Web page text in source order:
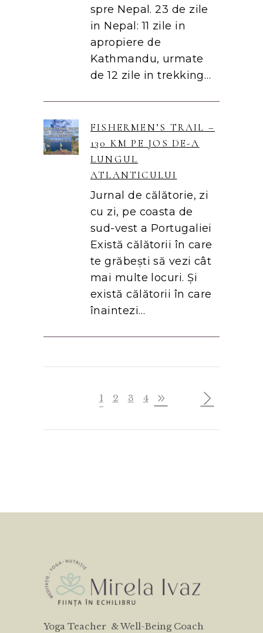
spre Nepal. 23 de zile
in Nepal: 11 zile in
apropiere de
Kathmandu, urmate
de 12 zile in trekking…
FISHERMEN’S TRAIL –
130 KM PE JOS DE-A
LUNGUL
ATLANTICULUI
Jurnal de călătorie, zi
cu zi, pe coasta de
sud-vest a Portugaliei
Există călătorii în care
te grăbești să vezi cât
mai multe locuri. Și
există călătorii în care
înaintezi…
1 2 3 4
Yoga Teacher & Well-Being Coach